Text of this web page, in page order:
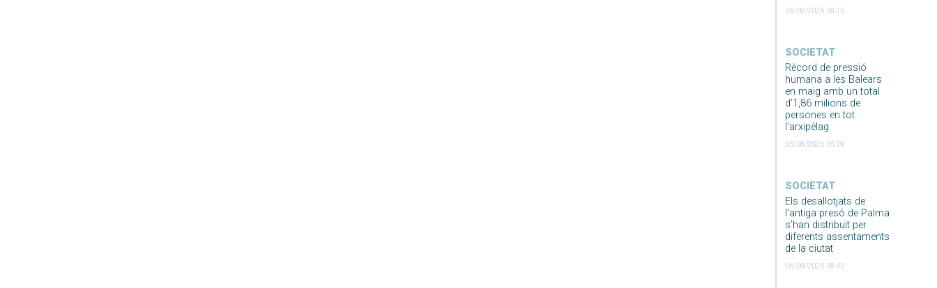
06/08/2026 08:26
SOCIETAT
Rècord de pressió
humana a les Balears
en maig amb un total
d’1,86 milions de
persones en tot
l’arxipèlag
05/08/2026 05:19
SOCIETAT
Els desallotjats de
l’antiga presó de Palma
s’han distribuït per
diferents assentaments
de la ciutat
06/08/2026 08:40